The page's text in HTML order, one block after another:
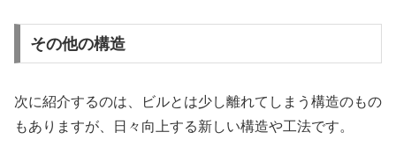
その他の構造
次に紹介するのは、ビルとは少し離れてしまう構造のもの
もありますが、日々向上する新しい構造や工法です。